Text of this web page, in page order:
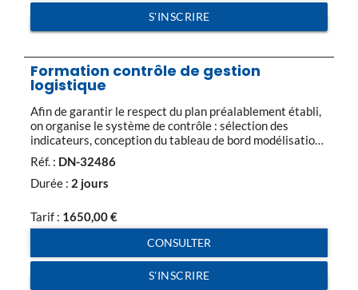
S'INSCRIRE
Formation contrôle de gestion
logistique
Afin de garantir le respect du plan préalablement établi,
on organise le système de contrôle : sélection des
indicateurs, conception du tableau de bord modélisation
contrôle de gestion dépend de son intégration dans
l’activité. Partie 1 Comptabilité de gestion : Définition,
Réf. : DN-32486
Durée : 2 jours
Tarif : 1650,00€
CONSULTER
S'INSCRIRE